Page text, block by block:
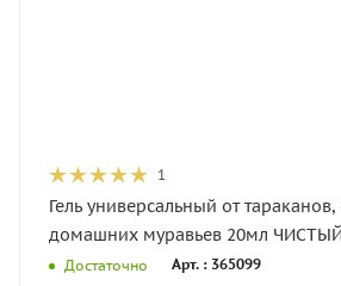
1
Гель универсальный от
домашних муравьев 20мл
Достаточно Арт. : 365099